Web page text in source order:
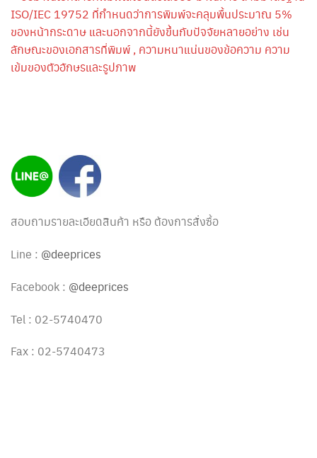
ISO/IEC 19752 ที่กำหนดว่าการพิมพ์จะคลุมพื้นประมาณ 5%
ของหน้ากระดาษ และนอกจากนี้ยังขึ้นกับปัจจัยหลายอย่าง เช่น
ลักษณะของเอกสารที่พิมพ์ , ความหนาแน่นของข้อความ ความ
เข้มของตัวอักษรและรูปภาพ
สอบถามรายละเอียดสินค้า หรือ ต้องการสั่งซื้อ
Line : @deeprices
Facebook : @deeprices
Tel : 02-5740470
Fax : 02-5740473